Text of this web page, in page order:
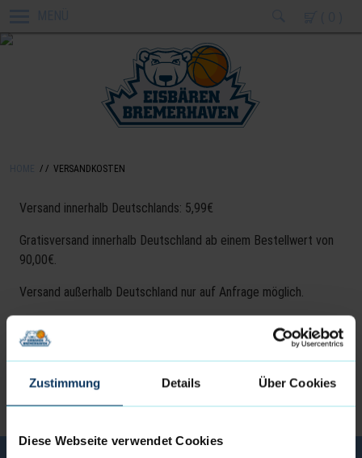
Zustimmung Details Über Cookies
Diese Webseite verwendet Cookies
VERSANDKOSTEN
Versand innerhalb Deutschlands: 5,99€
Gratisversand innerhalb Deutschland ab einem Bestellwert von
90,00€.
Versand außerhalb Deutschland nur auf Anfrage möglich.